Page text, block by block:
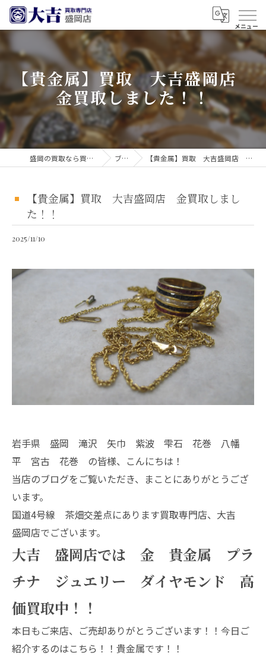
【貴金属】買取 大吉盛岡店
金買取しました！！
盛岡の買取なら買取大吉 盛岡店 ブログ 【貴金属】買取 大吉盛岡店 金買取しました！！
【貴金属】買取 大吉盛岡店 金買取しまし
た！！
2025/11/10
岩手県 盛岡 滝沢 矢巾 紫波 雫石 花巻 八幡
平 宮古 花巻 の皆様、こんにちは！
当店のブログをご覧いただき、まことにありがとうござ
います。
国道4号線 茶畑交差点にあります買取専門店、大吉
盛岡店でございます。
大吉 盛岡店では 金 貴金属 プラ
チナ ジュエリー ダイヤモンド 高
価買取中！！
本日もご来店、ご売却ありがとうございます！！今日ご
紹介するのはこちら！！貴金属です！！